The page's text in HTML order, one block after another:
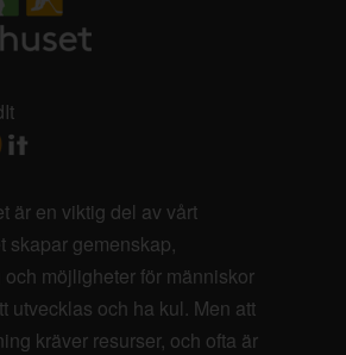
är en viktig del av vårt
skapar gemenskap,
möjligheter för människor
utvecklas och ha kul. Men att
kräver resurser, och ofta är